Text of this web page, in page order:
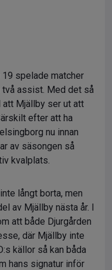
spelade matcher
två assist. Med det så
att Mjällby ser ut att
efter att ha
nu innan
av säsongen så
kvalplats.
långt borta, men
av Mjällby nästa år. I
att både Djurgården
där Mjällby inte
källor så kan båda
hans signatur inför